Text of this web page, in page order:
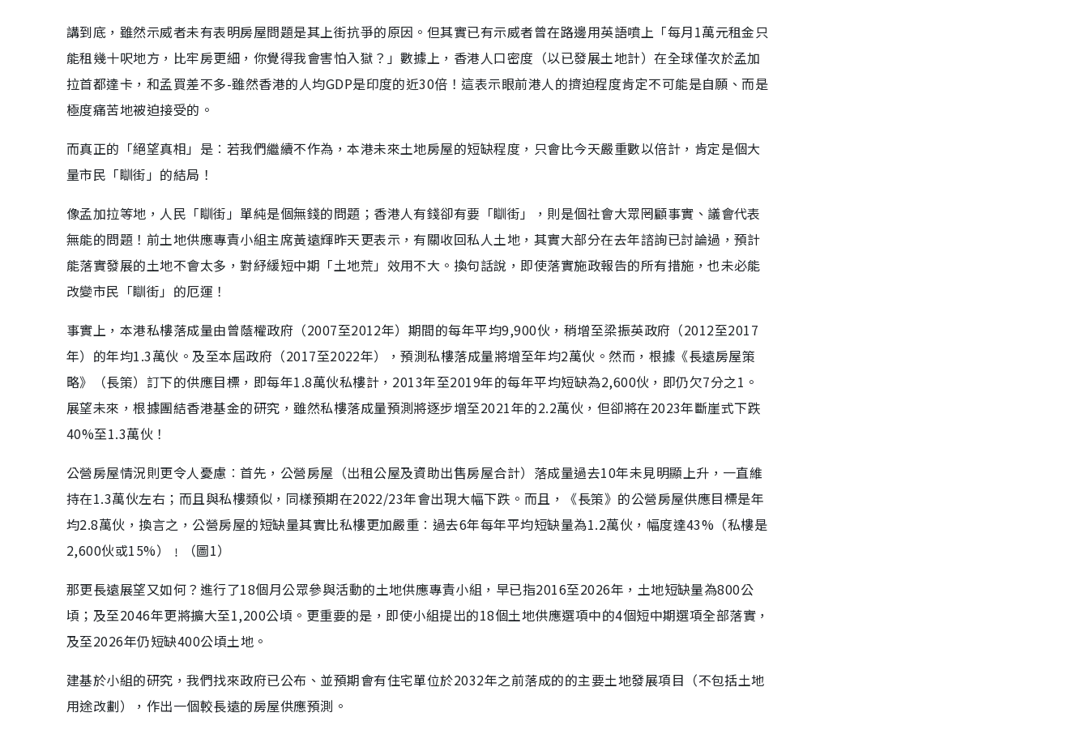
講到底，雖然示威者未有表明房屋問題是其上街抗爭的原因。但其實已有示威者曾在路邊用英語噴上「每月1萬元租金只
能租幾十呎地方，比牢房更細，你覺得我會害怕入獄？」數據上，香港人口密度（以已發展土地計）在全球僅次於孟加
拉首都達卡，和孟買差不多-雖然香港的人均GDP是印度的近30倍！這表示眼前港人的擠迫程度肯定不可能是自願、而是
極度痛苦地被迫接受的。
而真正的「絕望真相」是︰若我們繼續不作為，本港未來土地房屋的短缺程度，只會比今天嚴重數以倍計，肯定是個大
量市民「瞓街」的結局！
像孟加拉等地，人民「瞓街」單純是個無錢的問題；香港人有錢卻有要「瞓街」，則是個社會大眾罔顧事實、議會代表
無能的問題！前土地供應專責小組主席黃遠輝昨天更表示，有關收回私人土地，其實大部分在去年諮詢已討論過，預計
能落實發展的土地不會太多，對紓緩短中期「土地荒」效用不大。換句話說，即使落實施政報告的所有措施，也未必能
改變市民「瞓街」的厄運！
事實上，本港私樓落成量由曾蔭權政府（2007至2012年）期間的每年平均9,900伙，稍增至梁振英政府（2012至2017
年）的年均1.3萬伙。及至本屆政府（2017至2022年），預測私樓落成量將增至年均2萬伙。然而，根據《長遠房屋策
略》（長策）訂下的供應目標，即每年1.8萬伙私樓計，2013年至2019年的每年平均短缺為2,600伙，即仍欠7分之1。
展望未來，根據團結香港基金的研究，雖然私樓落成量預測將逐步增至2021年的2.2萬伙，但卻將在2023年斷崖式下跌
40%至1.3萬伙！
公營房屋情況則更令人憂慮︰首先，公營房屋（出租公屋及資助出售房屋合計）落成量過去10年未見明顯上升，一直維
持在1.3萬伙左右；而且與私樓類似，同樣預期在2022/23年會出現大幅下跌。而且，《長策》的公營房屋供應目標是年
均2.8萬伙，換言之，公營房屋的短缺量其實比私樓更加嚴重︰過去6年每年平均短缺量為1.2萬伙，幅度達43%（私樓是
2,600伙或15%）﹗（圖1）
那更長遠展望又如何？進行了18個月公眾參與活動的土地供應專責小組，早已指2016至2026年，土地短缺量為800公
頃；及至2046年更將擴大至1,200公頃。更重要的是，即使小組提出的18個土地供應選項中的4個短中期選項全部落實，
及至2026年仍短缺400公頃土地。
建基於小組的研究，我們找來政府已公布、並預期會有住宅單位於2032年之前落成的的主要土地發展項目（不包括土地
用途改劃），作出一個較長遠的房屋供應預測。